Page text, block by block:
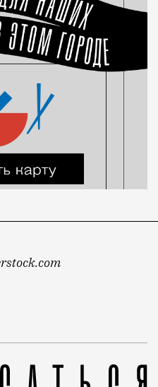
можно снять